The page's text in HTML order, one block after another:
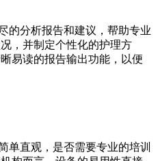
的分析报告和建议，帮助专业
，并制定个性化的护理方
易读的报告输出功能，以便
单直观，是否需要专业的培训